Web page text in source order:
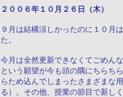
２００６年１０月２６日
９月は結構涼しかったのに１０月
た。
今月は全然更新できなくてごめん
という願望が今も頭の隅にちらち
らため込んでしまったさまざまな
る）。その他、授業の節目で新し